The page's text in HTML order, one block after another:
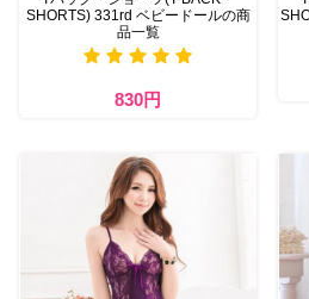
SHORTS) 331rd ベビードールの商
品一覧
830円